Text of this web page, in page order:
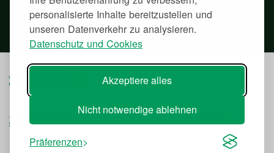
personalisierte Inhalte bereitzustellen und
unseren Datenverkehr zu analysieren.
Datenschutz und Cookies
Akzeptiere alles
Nicht notwendige ablehnen
Präferenzen